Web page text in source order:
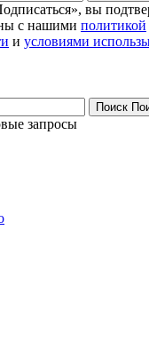
вы
с нашими политикой
и условиями
Поиск
запросы